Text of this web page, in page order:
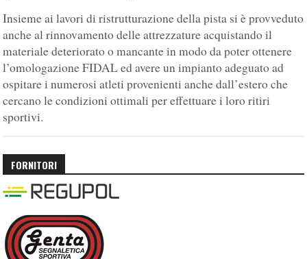
Insieme ai lavori di ristrutturazione della pista si è provveduto
anche al rinnovamento delle attrezzature acquistando il
materiale deteriorato o mancante in modo da poter ottenere
l’omologazione FIDAL ed avere un impianto adeguato ad
ospitare i numerosi atleti provenienti anche dall’estero che
cercano le condizioni ottimali per effettuare i loro ritiri
sportivi.
FORNITORI